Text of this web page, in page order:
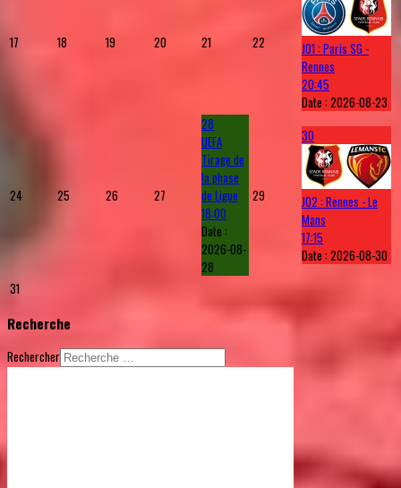
17 18 19 20 21 22
J01 : Paris SG -
Rennes
20:45
Date :2026-08-23
24 25 26 27
28
UEFA
Tirage de
la phase
de Ligue
18:00
Date :
2026-08-
28
29
30
J02 : Rennes - Le
Mans
17:15
Date :2026-08-30
31
Recherche
Rechercher